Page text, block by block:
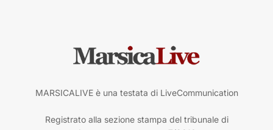
MARSICALIVE è una testata di LiveCommunication
Registrato alla sezione stampa del tribunale di